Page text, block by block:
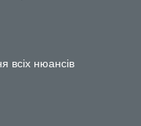
всіх нюансів